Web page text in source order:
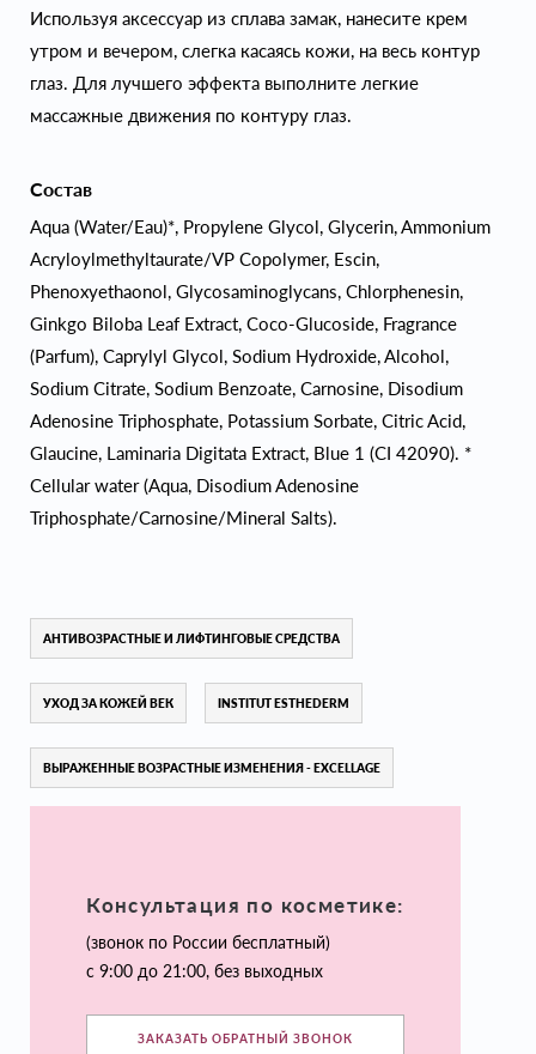
Используя аксессуар из сплава замак, нанесите крем
утром и вечером, слегка касаясь кожи, на весь контур
глаз. Для лучшего эффекта выполните легкие
массажные движения по контуру глаз.
Состав
Aqua (Water/Eau)*, Propylene Glycol, Glycerin, Ammonium
Acryloylmethyltaurate/VP Copolymer, Escin,
Phenoxyethaonol, Glycosaminoglycans, Chlorphenesin,
Ginkgo Biloba Leaf Extract, Coco-Glucoside, Fragrance
(Parfum), Caprylyl Glycol, Sodium Hydroxide, Alcohol,
Sodium Citrate, Sodium Benzoate, Carnosine, Disodium
Adenosine Triphosphate, Potassium Sorbate, Citric Acid,
Glaucine, Laminaria Digitata Extract, Blue 1 (CI 42090). *
Cellular water (Aqua, Disodium Adenosine
Triphosphate/Carnosine/Mineral Salts).
АНТИВОЗРАСТНЫЕ И ЛИФТИНГОВЫЕ СРЕДСТВА
УХОД ЗА КОЖЕЙ ВЕК INSTITUT ESTHEDERM
ВЫРАЖЕННЫЕ ВОЗРАСТНЫЕ ИЗМЕНЕНИЯ - EXCELLAGE
Консультация по косметике:
(звонок по России бесплатный)
с 9:00 до 21:00, без выходных
ЗАКАЗАТЬ ОБРАТНЫЙ ЗВОНОК